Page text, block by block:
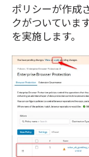
ポリシーが作成
クがついていま
を実施します。